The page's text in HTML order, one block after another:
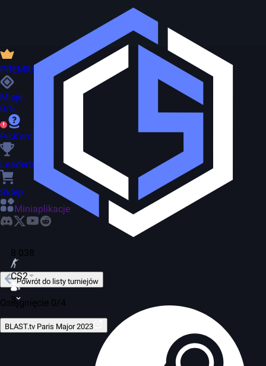
8 038
CS2
3
PREMIUM
Misje
0/5
Pick'em
Leaderboard
Sklep
Miniaplikacje
Powrót do listy turniejów
Osiągnięcie 0/4
BLAST.tv Paris Major 2023